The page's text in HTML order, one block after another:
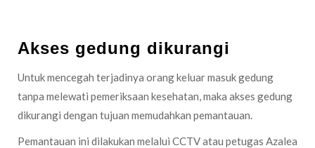
Akses gedung dikurangi
Untuk mencegah terjadinya orang keluar masuk gedung
tanpa melewati pemeriksaan kesehatan, maka akses gedung
dikurangi dengan tujuan memudahkan pemantauan.
Pemantauan ini dilakukan melalui CCTV atau petugas Azalea